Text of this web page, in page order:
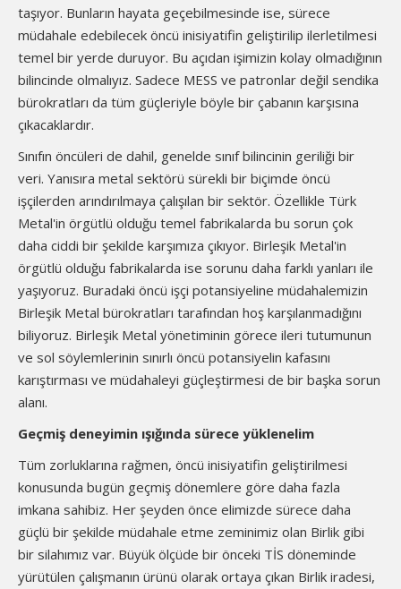
taşıyor. Bunların hayata geçebilmesinde ise, sürece
müdahale edebilecek öncü inisiyatifin geliştirilip ilerletilmesi
temel bir yerde duruyor. Bu açıdan işimizin kolay olmadığının
bilincinde olmalıyız. Sadece MESS ve patronlar değil sendika
bürokratları da tüm güçleriyle böyle bir çabanın karşısına
çıkacaklardır.
Sınıfın öncüleri de dahil, genelde sınıf bilincinin geriliği bir
veri. Yanısıra metal sektörü sürekli bir biçimde öncü
işçilerden arındırılmaya çalışılan bir sektör. Özellikle Türk
Metal'in örgütlü olduğu temel fabrikalarda bu sorun çok
daha ciddi bir şekilde karşımıza çıkıyor. Birleşik Metal'in
örgütlü olduğu fabrikalarda ise sorunu daha farklı yanları ile
yaşıyoruz. Buradaki öncü işçi potansiyeline müdahalemizin
Birleşik Metal bürokratları tarafından hoş karşılanmadığını
biliyoruz. Birleşik Metal yönetiminin görece ileri tutumunun
ve sol söylemlerinin sınırlı öncü potansiyelin kafasını
karıştırması ve müdahaleyi güçleştirmesi de bir başka sorun
alanı.
Geçmiş deneyimin ışığında sürece yüklenelim
Tüm zorluklarına rağmen, öncü inisiyatifin geliştirilmesi
konusunda bugün geçmiş dönemlere göre daha fazla
imkana sahibiz. Her şeyden önce elimizde sürece daha
güçlü bir şekilde müdahale etme zeminimiz olan Birlik gibi
bir silahımız var. Büyük ölçüde bir önceki TİS döneminde
yürütülen çalışmanın ürünü olarak ortaya çıkan Birlik iradesi,